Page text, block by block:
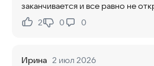
заканчивается и все равно не
Нравится:
2Не нравится:
0 0
Ирина 2 июл 2026